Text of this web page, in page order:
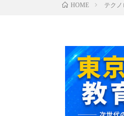
HOME テク